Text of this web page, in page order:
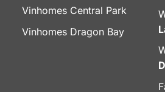
Vinhomes Central Park
Vinhomes Dragon Bay